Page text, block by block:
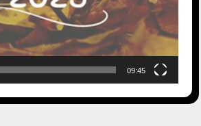
09:45